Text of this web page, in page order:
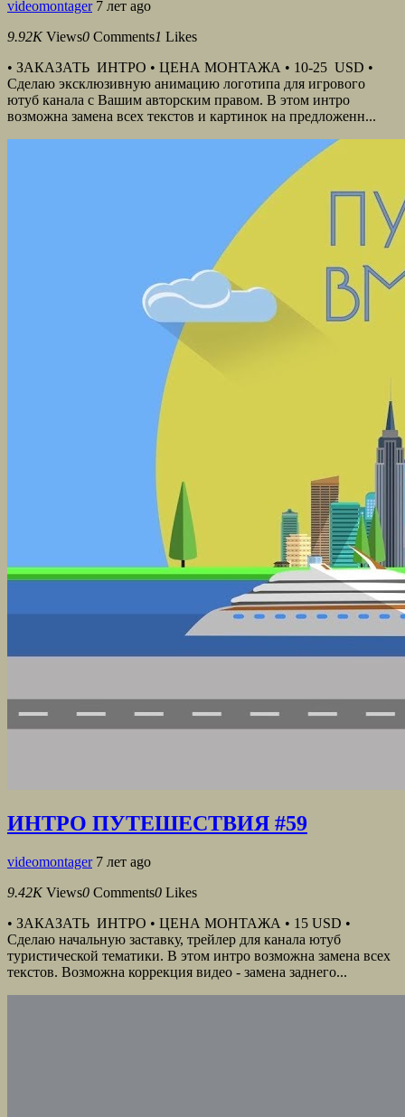
videomontager 7 лет ago
9.92K Views0 Comments1 Likes
• ЗАКАЗАТЬ ИНТРО • ЦЕНА МОНТАЖА • 10-25 USD •
Сделаю эксклюзивную анимацию логотипа для игрового
ютуб канала с Вашим авторским правом. В этом интро
возможна замена всех текстов и картинок на предложенн...
ИНТРО ПУТЕШЕСТВИЯ #59
videomontager 7 лет ago
9.42K Views0 Comments0 Likes
• ЗАКАЗАТЬ ИНТРО • ЦЕНА МОНТАЖА • 15 USD •
Сделаю начальную заставку, трейлер для канала ютуб
туристической тематики. В этом интро возможна замена всех
текстов. Возможна коррекция видео - замена заднего...